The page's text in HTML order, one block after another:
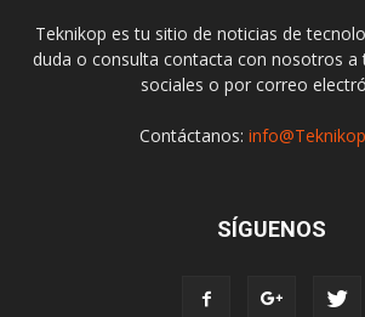
Teknikop es tu sitio de noticias de
duda o consulta contacta con nosotros a
sociales o por correo
Contáctanos:
SÍGUENOS